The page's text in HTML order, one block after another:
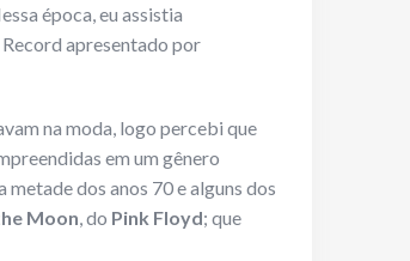
época, eu assistia
Record apresentado por
na moda, logo percebi que
em um gênero
dos anos 70 e alguns dos
Moon, do Pink Floyd; que